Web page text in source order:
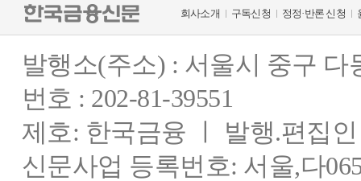
회사소개 구독신청 정정·반론 신청
발행소(주소) : 서울시 중구
번호 : 202-81-39551
제호: 한국금융 ㅣ 발행.편집
신문사업 등록번호: 서울,다